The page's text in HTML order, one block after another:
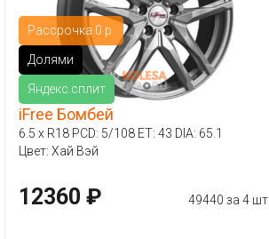
Рассрочка 0 р.
Долями
Яндекс.сплит
iFree Бомбей
6.5 x R18 PCD: 5/108 ET: 43 DIA: 65.1
Цвет: Хай Вэй
12360 ₽ 49440 за 4 шт.